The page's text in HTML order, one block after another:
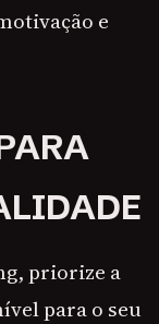
e
priorize a
para o seu